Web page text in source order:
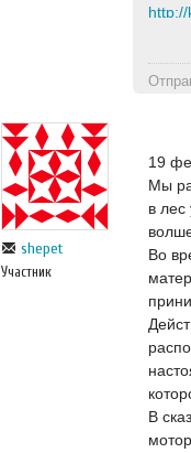
shepet
Участник
19
Мы
в лес
Во
В